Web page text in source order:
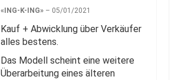
«ING-K-ING» – 05/01/2021
Kauf + Abwicklung über Verkäufer
alles bestens.
Das Modell scheint eine weitere
Überarbeitung eines älteren